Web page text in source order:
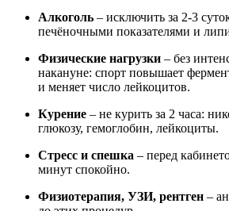
Алкоголь – исключить за 2-3
печёночными показателями и
Физические нагрузки – без
накануне: спорт повышает
и меняет число лейкоцитов.
Курение – не курить за 2 часа:
глюкозу, гемоглобин, лейкоциты.
Стресс и спешка – перед
минут спокойно.
Физиотерапия, УЗИ, рентген –